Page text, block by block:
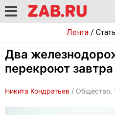
Лента/
Два
перекроют
Никита Кондратьев / Общество,